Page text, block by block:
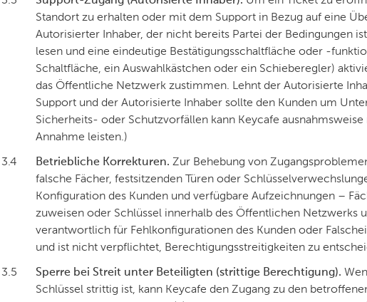
Standort zu erhalten oder mit dem Support in Bezug auf eine
Autorisierter Inhaber, der nicht bereits Partei der Bedingungen
lesen und eine eindeutige Bestätigungsschaltfläche oder -
Schaltfläche, ein Auswahlkästchen oder ein Schieberegler)
das Öffentliche Netzwerk zustimmen. Lehnt der Autorisierte
Support und der Autorisierte Inhaber sollte den Kunden um
Sicherheits- oder Schutzvorfällen kann Keycafe
Annahme leisten.)
3.4 Betriebliche Korrekturen. Zur Behebung von
falsche Fächer, festsitzenden Türen oder
Konfiguration des Kunden und verfügbare Aufzeichnungen –
zuweisen oder Schlüssel innerhalb des Öffentlichen Netzwerks
verantwortlich für Fehlkonfigurationen des Kunden oder
und ist nicht verpflichtet, Berechtigungsstreitigkeiten zu
3.5 Sperre bei Streit unter Beteiligten (strittige Berechtigung).
Schlüssel strittig ist, kann Keycafe den Zugang zu den